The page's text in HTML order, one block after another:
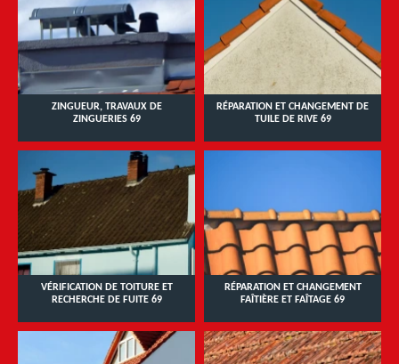
ZINGUEUR, TRAVAUX DE
ZINGUERIES 69
RÉPARATION ET CHANGEMENT DE
TUILE DE RIVE 69
VÉRIFICATION DE TOITURE ET
RECHERCHE DE FUITE 69
RÉPARATION ET CHANGEMENT
FAÎTIÈRE ET FAÎTAGE 69